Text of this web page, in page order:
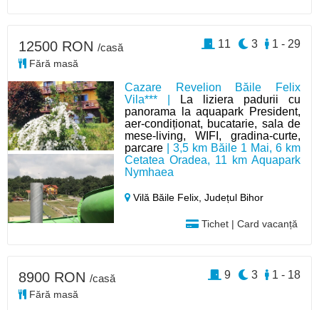
Cazare Revelion Băile Felix
Vila*** |
La liziera padurii cu
panorama la aquapark President,
aer-condiționat, bucatarie, sala de
mese-living, WIFI, gradina-curte,
parcare | 3,5 km Băile 1 Mai, 6 km
Cetatea Oradea, 11 km Aquapark
Nymhaea
Vilă Băile Felix,Județul Bihor
Tichet | Card vacanță
12500 RON /casă
Fără masă
1 - 29
3
11
8900 RON /casă
Fără masă
1 - 18
3
9